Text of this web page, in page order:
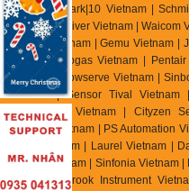
Vietnam | Mark|10 Vietnam |
Vietnam | Univer Vietnam | Waicom
| Burket Vietnam |Gemu Vietnam |
Delta Elektrogas Vietnam |
Vietnam | Flowserve Vietnam |
Vietnam | Sensor Tival
RheinTacho Vietnam | Cityzen
Greatork Vietnam | PS Automation
Setra Vietnam | Laurel Vietnam |
Banico Vietnam | Sinfonia Vietnam
Vietnam | Brook Instrument